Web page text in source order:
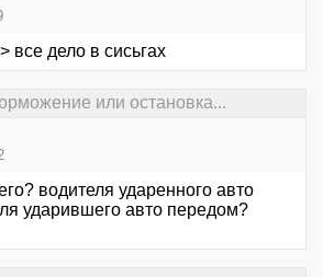
все дело в сисьгах
или остановка...
водителя ударенного авто
ударившего авто передом?